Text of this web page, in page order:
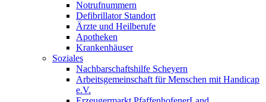
Notrufnummern
Defibrillator Standort
Ärzte und Heilberufe
Apotheken
Krankenhäuser
Soziales
Nachbarschaftshilfe Scheyern
Arbeitsgemeinschaft für Menschen mit Handicap
e.V.